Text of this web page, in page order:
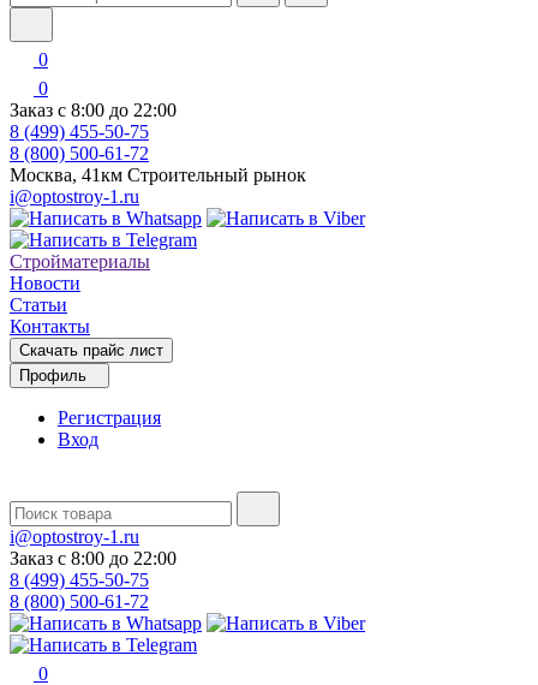
0
0
Заказ с 8:00 до 22:00
8 (499) 455-50-75
8 (800) 500-61-72
Москва, 41км Строительный рынок
i@optostroy-1.ru
Стройматериалы
Новости
Статьи
Контакты
Скачать прайс лист
Профиль
Регистрация
Вход
i@optostroy-1.ru
Заказ с 8:00 до 22:00
8 (499) 455-50-75
8 (800) 500-61-72
0